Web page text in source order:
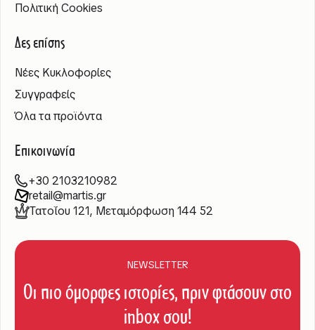
Πολιτική Cookies
Δες επίσης
Νέες Κυκλοφορίες
Συγγραφείς
Όλα τα προϊόντα
Επικοινωνία
+30 2103210982
retail@martis.gr
Τατοΐου 121, Μεταμόρφωση 144 52
NEWSLETTER
Οι πιο όμορφες ιστορίες, πριν φτάσουν στο
inbox σου!